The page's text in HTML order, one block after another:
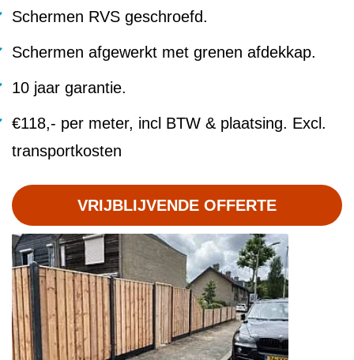
Schermen RVS geschroefd.
Schermen afgewerkt met grenen afdekkap.
10 jaar garantie.
€118,- per meter, incl BTW & plaatsing. Excl.
transportkosten
VRIJBLIJVENDE OFFERTE